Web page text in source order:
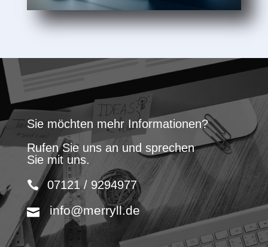
Sie möchten mehr Informationen?
Rufen Sie uns an und sprechen
Sie mit uns.
07121 / 9294977
info@merryll.de